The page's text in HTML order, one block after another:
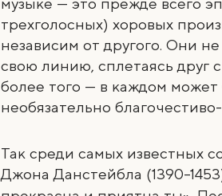
музыке — это прежде всего
трехголосных) хоровых
независим от другого. Они
свою линию, сплетаясь друг
более того — в каждом может
необязательно
Так среди самых известных
Джона Данстейбла (1390–